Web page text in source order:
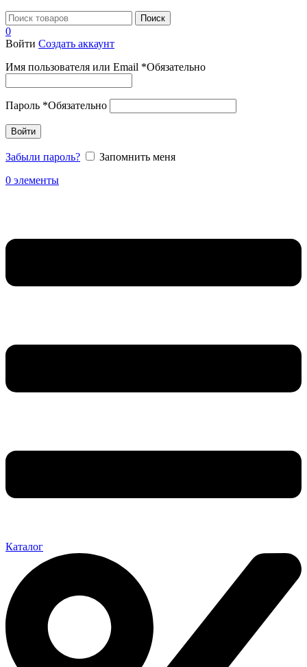
Поиск
0
Войти Создать аккаунт
Имя пользователя или Email *Обязательно
Пароль *Обязательно
Войти
Забыли пароль?
Запомнить меня
0 элементы
Каталог